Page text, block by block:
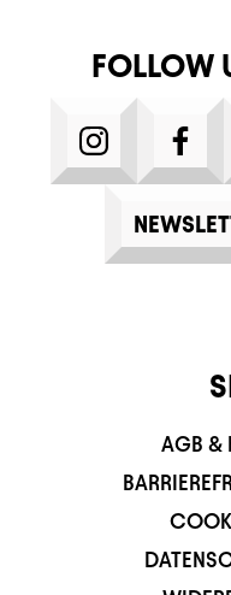
FOLLOW
INSTAGRAM
AGB &